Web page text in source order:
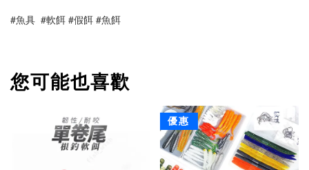
#魚具  #軟餌 #假餌 #魚餌
您可能也喜歡
優惠